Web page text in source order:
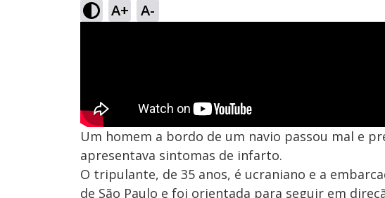
A+ A-
Um homem a bordo de um navio passou mal e
apresentava sintomas de infarto.
O tripulante, de 35 anos, é ucraniano e a
de São Paulo e foi orientada para seguir em